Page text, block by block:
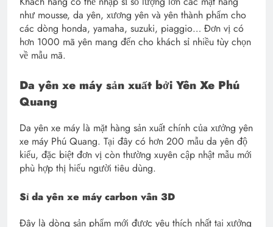
như mousse, da yên, xương yên và yên thành phẩm cho
các dòng honda, yamaha, suzuki, piaggio… Đơn vị có
hơn 1000 mã yên mang đến cho khách sỉ nhiều tùy chọn
về mẫu mã.
Da yên xe máy sản xuất bởi Yên Xe Phú
Quang
Da yên xe máy là mặt hàng sản xuất chính của xưởng yên
xe máy Phú Quang. Tại đây có hơn 200 mẫu da yên độ
kiểu, đặc biệt đơn vị còn thường xuyên cập nhật mẫu mới
phù hợp thị hiếu người tiêu dùng.
Sỉ da yên xe máy carbon vân 3D
Đây là dòng sản phẩm mới được yêu thích nhất tại xưởng